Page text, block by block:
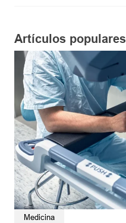
Artículos populares
Medicina